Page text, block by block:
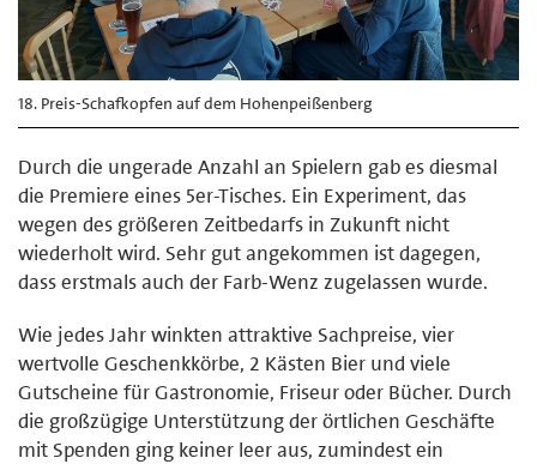
18. Preis-Schafkopfen auf dem Hohenpeißenberg
Durch die ungerade Anzahl an Spielern gab es diesmal
die Premiere eines 5er-Tisches. Ein Experiment, das
wegen des größeren Zeitbedarfs in Zukunft nicht
wiederholt wird. Sehr gut angekommen ist dagegen,
dass erstmals auch der Farb-Wenz zugelassen wurde.
Wie jedes Jahr winkten attraktive Sachpreise, vier
wertvolle Geschenkkörbe, 2 Kästen Bier und viele
Gutscheine für Gastronomie, Friseur oder Bücher. Durch
die großzügige Unterstützung der örtlichen Geschäfte
mit Spenden ging keiner leer aus, zumindest ein